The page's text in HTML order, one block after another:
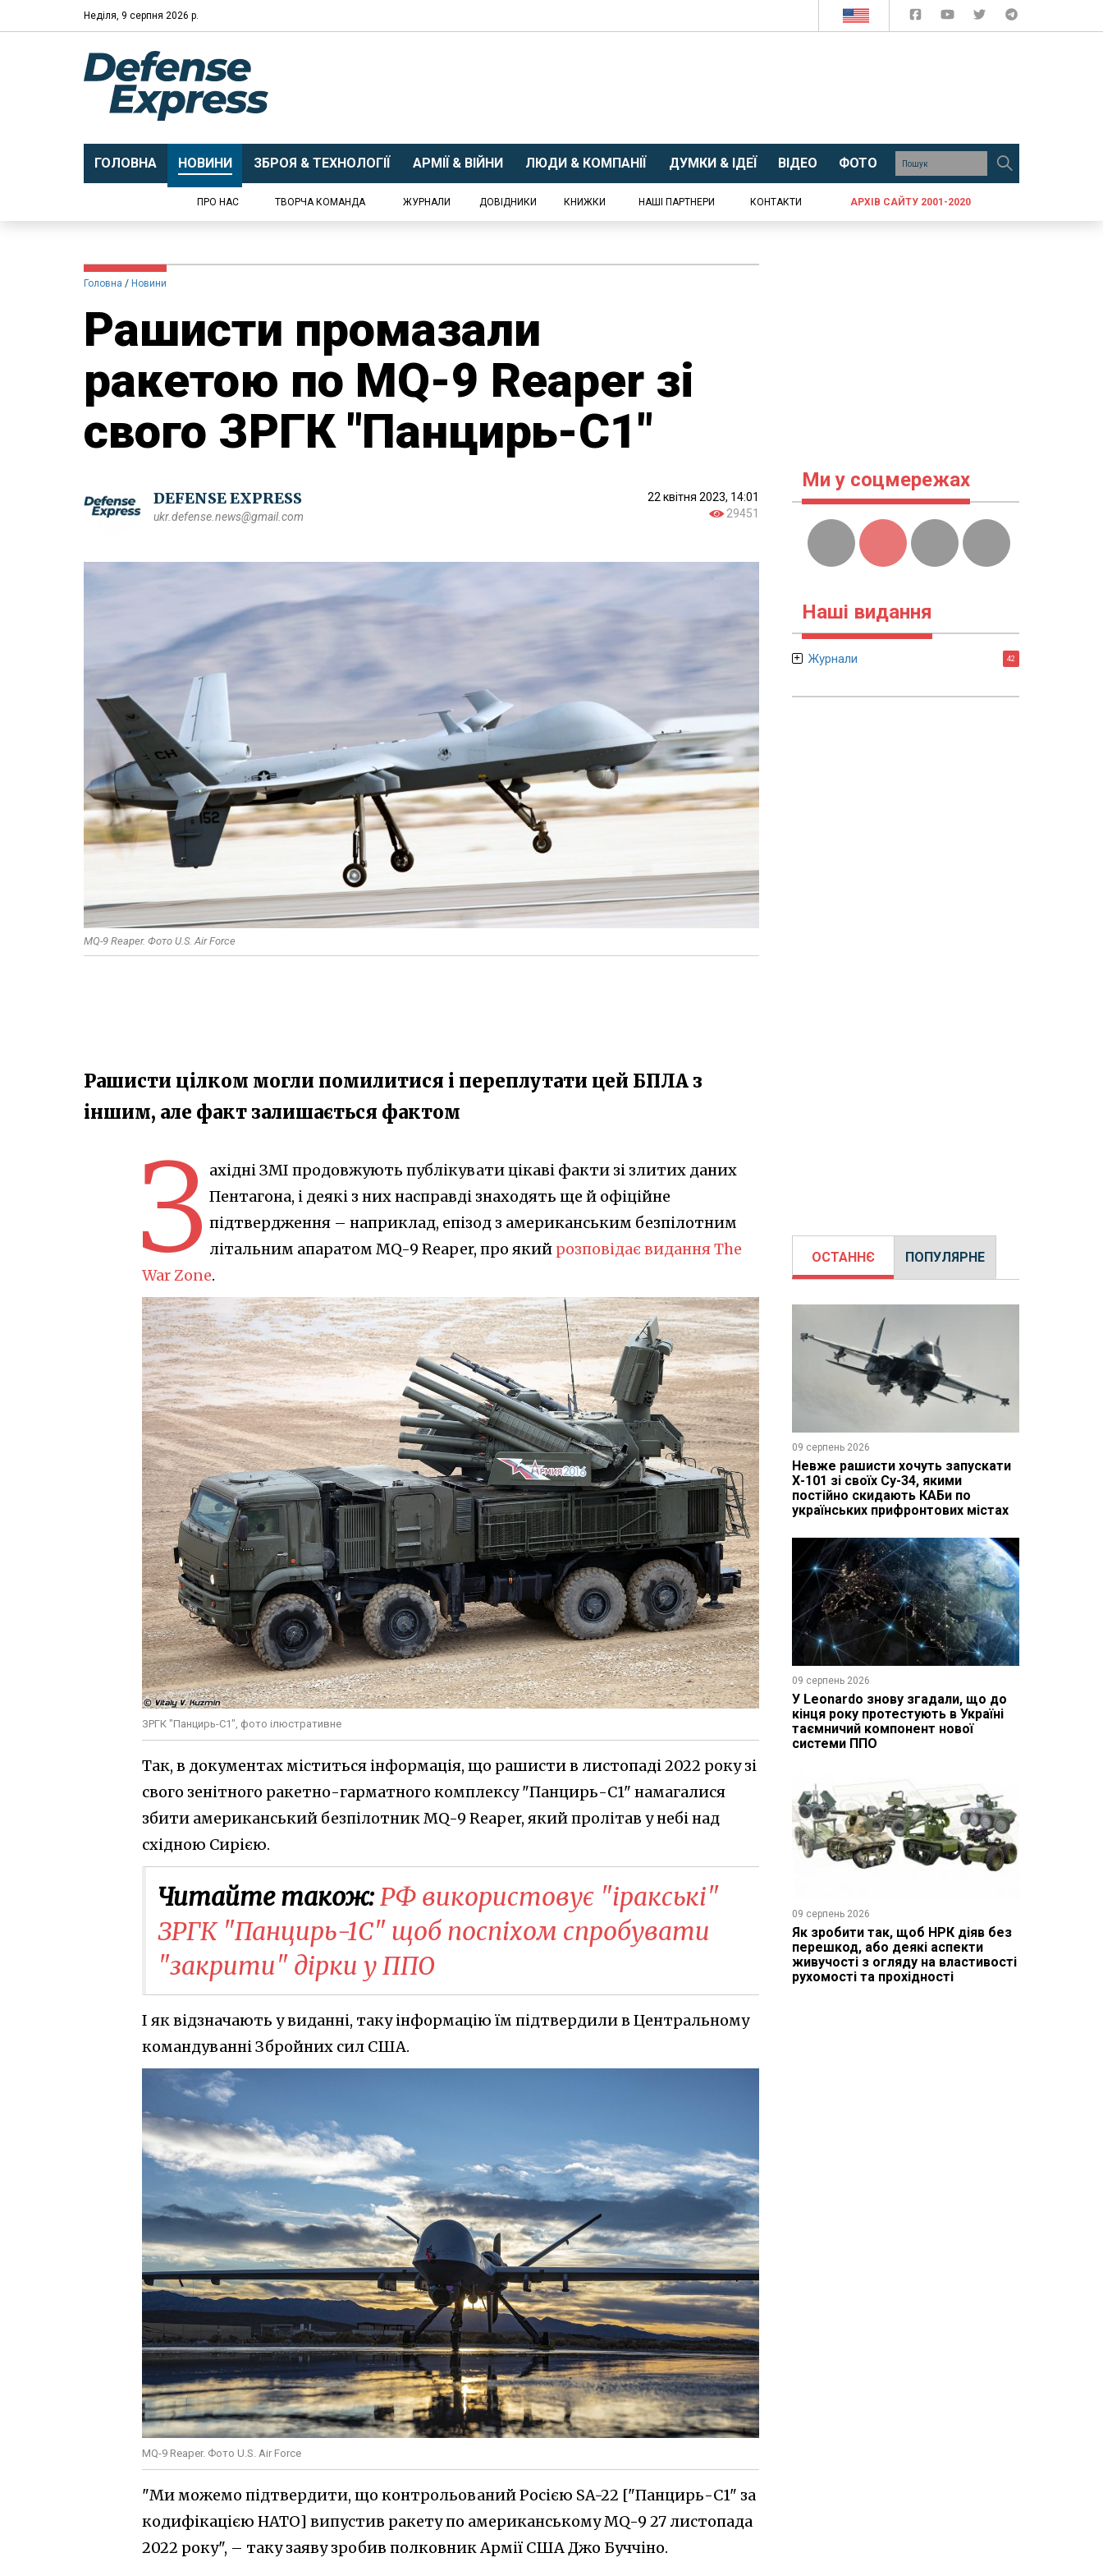
Неділя, 9 серпня 2026 р.
ГОЛОВНА НОВИНИ ЗБРОЯ & ТЕХНОЛОГІЇ АРМІЇ & ВІЙНИ ЛЮДИ & КОМПАНІЇ ДУМКИ & ІДЕЇ ВІДЕО ФОТО
ПРО НАС ТВОРЧА КОМАНДА ЖУРНАЛИ ДОВІДНИКИ КНИЖКИ НАШІ ПАРТНЕРИ КОНТАКТИ АРХІВ САЙТУ 2001-2020
Головна Новини
Рашисти промазали
ракетою по MQ-9 Reaper зі
свого ЗРГК "Панцирь-С1"
DEFENSE EXPRESS
ukr.defense.news@gmail.com
22 квітня 2023, 14:01
29451
MQ-9 Reaper. Фото U.S. Air Force
Рашисти цілком могли помилитися і переплутати цей БПЛА з
іншим, але факт залишається фактом
З ахідні ЗМІ продовжують публікувати цікаві факти зі злитих даних
Пентагона, і деякі з них насправді знаходять ще й офіційне
підтвердження – наприклад, епізод з американським безпілотним
літальним апаратом MQ-9 Reaper, про який розповідає видання The
War Zone.
ЗРГК "Панцирь-С1", фото ілюстративне
Так, в документах міститься інформація, що рашисти в листопаді 2022 року зі
свого зенітного ракетно-гарматного комплексу "Панцирь-С1" намагалися
збити американський безпілотник MQ-9 Reaper, який пролітав у небі над
східною Сирією.
Читайте також:РФ використовує "іракські"
ЗРГК "Панцирь-1С" щоб поспіхом спробувати
"закрити" дірки у ППО
І як відзначають у виданні, таку інформацію їм підтвердили в Центральному
командуванні Збройних сил США.
MQ-9 Reaper. Фото U.S. Air Force
"Ми можемо підтвердити, що контрольований Росією SA-22 ["Панцирь-С1" за
кодифікацією НАТО] випустив ракету по американському MQ-9 27 листопада
2022 року", – таку заяву зробив полковник Армії США Джо Буччіно.
Ми у соцмережах
Наші видання
Журнали 42
ОСТАННЄ ПОПУЛЯРНЕ
09 серпень 2026
Невже рашисти хочуть запускати
Х-101 зі своїх Су-34, якими
постійно скидають КАБи по
українських прифронтових містах
09 серпень 2026
У Leonardo знову згадали, що до
кінця року протестують в Україні
таємничий компонент нової
системи ППО
09 серпень 2026
Як зробити так, щоб НРК діяв без
перешкод, або деякі аспекти
живучості з огляду на властивості
рухомості та прохідності